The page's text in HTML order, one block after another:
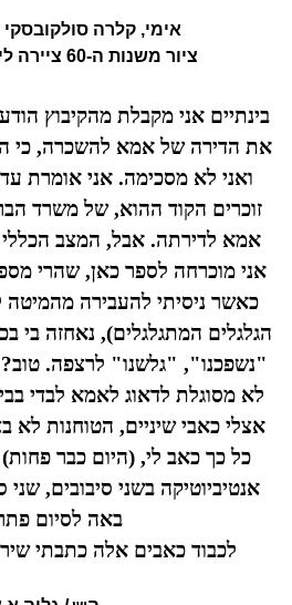
אימי, קלרה
ציור משנות ה-60 ציירה ליזה שרתוק ז"ל
בינתיים אני מקבלת מהקיבוץ
את הדירה של אמא להשכרה, כי
ואני לא מסכימה. אני אומרת
זוכרים הקוד ההוא, של משרד
אמא לדירתה. אבל, המצב
אני מוכרחה לספר כאן, שהרי
כאשר ניסיתי להעבירה מהמיטה
הגלגלים המתגלגלים), נאחזה בי
"נשפכנו", "גלשנו" לרצפה.
לא מסוגלת לדאוג לאמא לבדי
אצלי כאבי שיניים, הטוחנות לא
כל כך כאב לי, (היום כבר
אנטיביוטיקה בשני סיבובים, שני
באה לסיום
לכבוד כאבים אלה כתבתי